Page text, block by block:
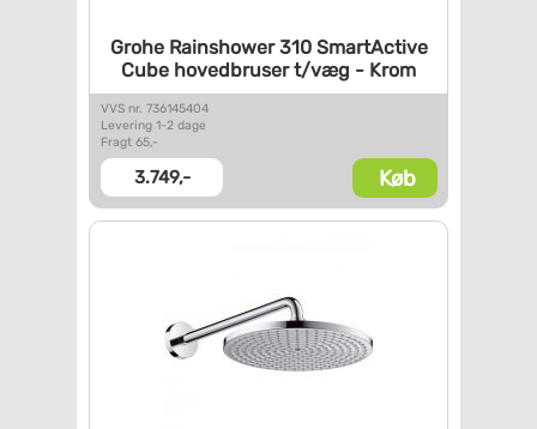
Grohe Rainshower 310SmartActive
Cube hovedbrusert/væg - Krom
VVS nr. 736145404
Levering 1-2 dage
Fragt 65,-
3.749,- Køb